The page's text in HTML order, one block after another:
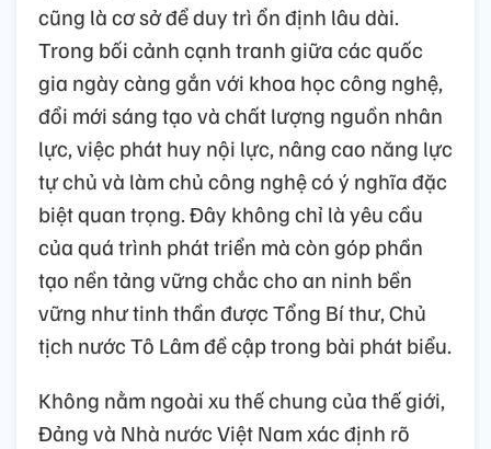
cũng là cơ sở để duy trì ổn định lâu dài.
Trong bối cảnh cạnh tranh giữa các quốc
gia ngày càng gắn với khoa học công nghệ,
đổi mới sáng tạo và chất lượng nguồn nhân
lực, việc phát huy nội lực, nâng cao năng lực
tự chủ và làm chủ công nghệ có ý nghĩa đặc
biệt quan trọng. Đây không chỉ là yêu cầu
của quá trình phát triển mà còn góp phần
tạo nền tảng vững chắc cho an ninh bền
vững như tinh thần được Tổng Bí thư, Chủ
tịch nước Tô Lâm đề cập trong bài phát biểu.
Không nằm ngoài xu thế chung của thế giới,
Đảng và Nhà nước Việt Nam xác định rõ